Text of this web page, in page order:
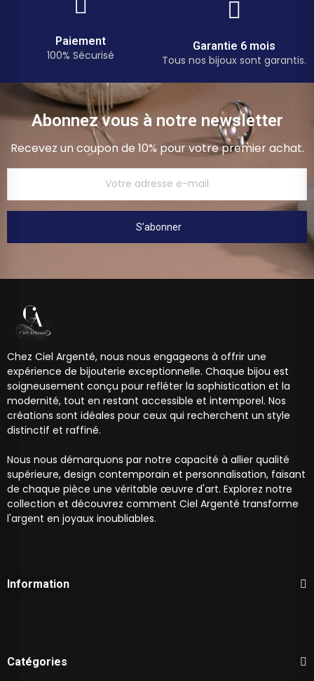
Paiement
100% Sécurisé
Garantie 6 mois
Tous nos bijoux sont garantis.
Abonnez vous à notre newsletter
Recevez un coupon de 10% pour votre premier achat.
S’abonner
Chez Ciel Argenté, nous nous engageons à offrir une
expérience de bijouterie exceptionnelle. Chaque bijou est
soigneusement conçu pour refléter la sophistication et la
modernité, tout en restant accessible et intemporel. Nos
créations sont idéales pour ceux qui recherchent un style
distinctif et raffiné.
Nous nous démarquons par notre capacité à allier qualité
supérieure, design contemporain et personnalisation, faisant
de chaque pièce une véritable œuvre d'art. Explorez notre
collection et découvrez comment Ciel Argenté transforme
l'argent en joyaux inoubliables.
Information
Catégories